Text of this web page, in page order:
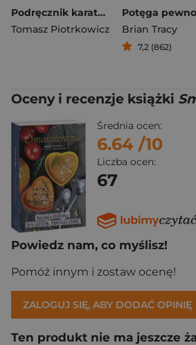
Podręcznik karate wyd. 3
Tomasz Piotrkowicz
Brian Tracy
7,2 (862)
Oceny i recenzje książki
Średnia ocen:
6.64 /10
Liczba ocen:
67
Powiedz nam, co myślisz!
Pomóż innym i zostaw ocenę!
ZALOGUJ SIĘ, ABY DODAĆ OPINIĘ
Ten produkt nie ma jeszcze